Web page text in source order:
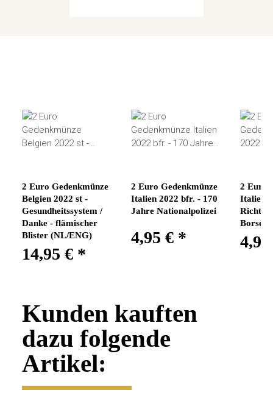
2 Euro Gedenkmünze
Belgien 2022 st -
Gesundheitssystem /
Danke - flämischer
Blister (NL/ENG)
14,95 € *
2 Euro Gedenkmünze
Italien 2022 bfr. - 170
Jahre Nationalpolizei
4,95 € *
2 Euro
Italien
Richter
Kunden kauften
dazu folgende
Artikel: